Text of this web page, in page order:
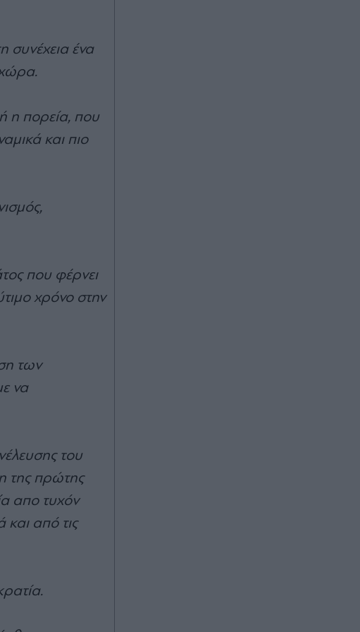
συνέχεια ένα
η πορεία, που
και πιο
που φέρνει
χρόνο στην
των
να
του
της πρώτης
απο τυχόν
από τις